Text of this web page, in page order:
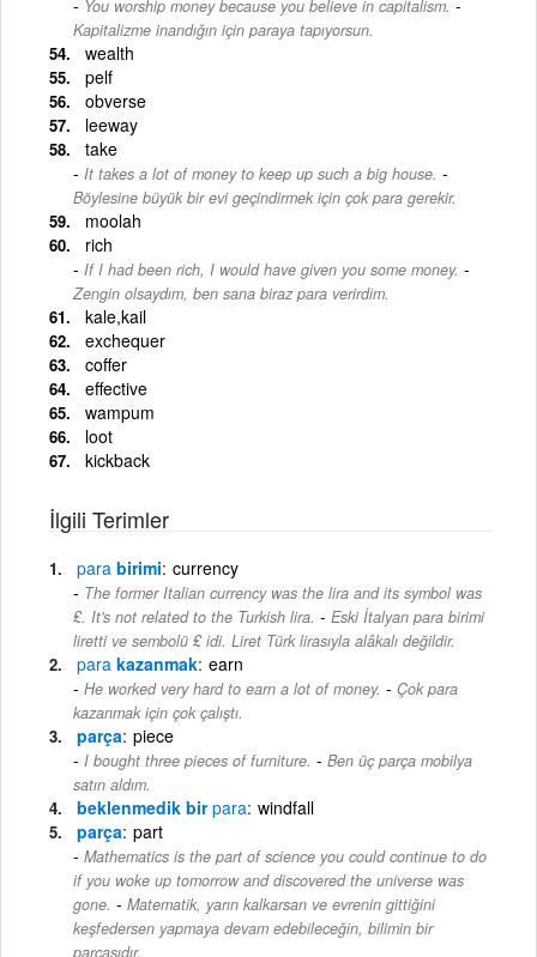
You worship money because you believe in capitalism.
Kapitalizme inandığın için paraya tapıyorsun.
wealth
pelf
obverse
leeway
take
It takes a lot of money to keep up such a big house. -
Böylesine büyük bir evi geçindirmek için çok para gerekir.
moolah
rich
If I had been rich, I would have given you some money. -
Zengin olsaydım, ben sana biraz para verirdim.
kale,kail
exchequer
coffer
effective
wampum
loot
kickback
İlgili Terimler
para birimi currency
The former Italian currency was the lira and its symbol was
₤. It's not related to the Turkish lira. - Eski İtalyan para birimi
liretti ve sembolü ₤ idi. Liret Türk lirasıyla alâkalı değildir.
para kazanmak earn
He worked very hard to earn a lot of money. - Çok para
kazanmak için çok çalıştı.
parça piece
I bought three pieces of furniture. - Ben üç parça mobilya
satın aldım.
beklenmedik birpara windfall
parça part
Mathematics is the part of science you could continue to do
if you woke up tomorrow and discovered the universe was
gone. - Matematik, yarın kalkarsan ve evrenin gittiğini
keşfedersen yapmaya devam edebileceğin, bilimin bir
parçasıdır.